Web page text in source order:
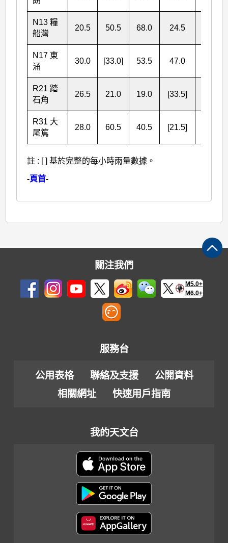
N13 糧
船灣
20.5 50.5 68.0 24.5
N17 東
涌
30.0 [33.0] 53.5 47.0
R21 踏
石角
26.5 21.0 19.0 [33.5]
R31 大
尾篤
28.0 60.5 40.5 [21.5]
註 : [ ] 基於完整的每小時雨量數據。
-頁首-
關注我們
M5.0+
M6.0+
服務台
公用表格 聯絡及支援
公開資料
相關網址
快速用戶指南
我的天文台